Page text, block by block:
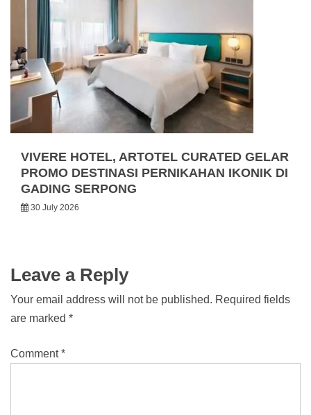
VIVERE HOTEL, ARTOTEL CURATED GELAR
PROMO DESTINASI PERNIKAHAN IKONIK DI
GADING SERPONG
30 July 2026
Leave a Reply
Your email address will not be published. Required fields
are marked *
Comment*